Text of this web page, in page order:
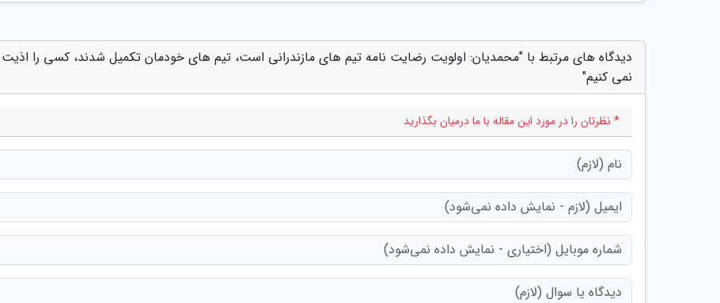
دیدگاه های مرتبط با "محمدیان: اولویت رضایت نامه تیم های مازندرانی است، تیم های خودمان تکمیل شدند، کسی را اذیت
نمی کنیم"
* نظرتان را در مورد این مقاله با ما درمیان بگذارید